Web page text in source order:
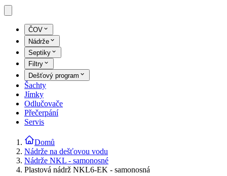
ČOV
Nádrže
Septiky
Filtry
Dešťový program
Šachty
Jímky
Odlučovače
Přečerpání
Servis
Domů
Nádrže na dešťovou vodu
Nádrže NKL - samonosné
Plastová nádrž NKL6-EK - samonosná